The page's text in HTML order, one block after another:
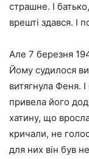
страшне. І
врешті здався. І
Але 7 березня
Йому судилося
витягнула Феня.
привела його
хатину, що
кричали, не
для них він був